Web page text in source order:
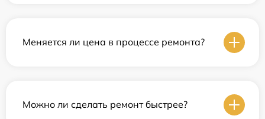
Меняется ли цена в процессе ремонта?
Можно ли сделать ремонт быстрее?